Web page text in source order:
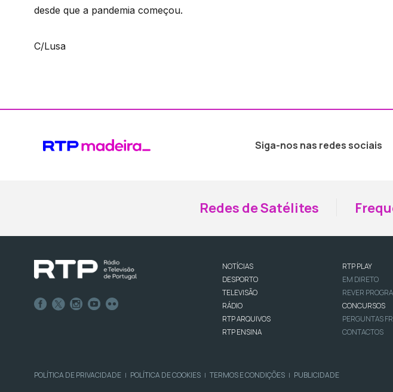
desde que a pandemia começou.
C/Lusa
Siga-nos nas redes sociais
Redes de Satélites
NOTÍCIAS
DESPORTO
TELEVISÃO
RÁDIO
RTP ARQUIVOS
RTP ENSINA
RTP PLAY
EM DIRETO
REVER
CONCURSOS
PERGUNTAS
CONTACTOS
POLÍTICA DE PRIVACIDADE | POLÍTICA DE COOKIES | TERMOS E CONDIÇÕES | PUBLICIDADE